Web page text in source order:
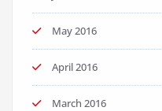
May 2016
April 2016
March 2016